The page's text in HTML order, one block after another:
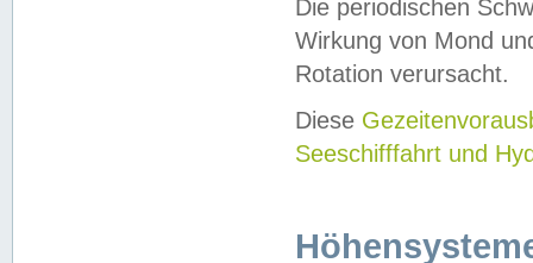
Die periodischen
Wirkung von Mond
Rotation verursacht.
Diese
Seeschifffahrt und